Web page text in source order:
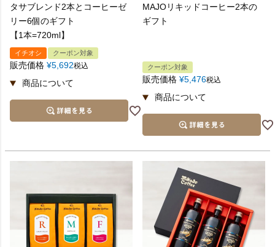
短冊熨斗
タサブレンド2本とコーヒーゼ
リー6個のギフト
【1本=720ml】
イチオシ クーポン対象
販売価格 ¥5,692税込
MAJOリキッドコーヒー2本の
ギフト
クーポン対象
販売価格 ¥5,476税込